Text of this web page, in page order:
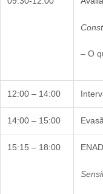
– O
12:00 – 14:00
14:00 – 15:00
15:15 – 18:00